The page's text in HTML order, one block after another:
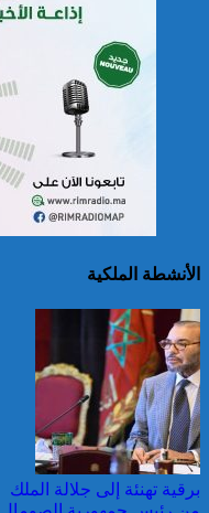
الصين تصدر إنذارين
لمواجهة العواصف المطيرة
وطقس شديد الحمل
اليونان: فرق الإطفاء تواصل
مكافحة حريق في شمال
غرب أثينا
الأنشطة الملكية
برقية تهنئة إلى جلالة الملك